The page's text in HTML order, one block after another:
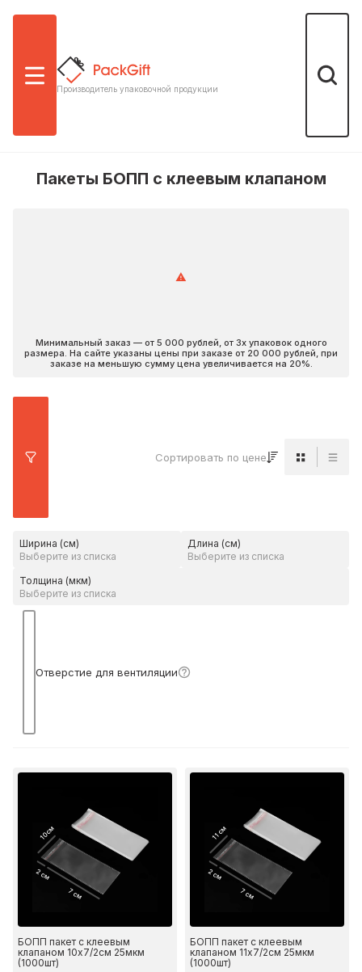
Меню
Производитель упаковочной продукции
Поиск
Пакеты БОПП с клеевым клапаном
Минимальный заказ — от 5 000 рублей, от 3х упаковок одного
размера. На сайте указаны цены при заказе от 20 000 рублей, при
заказе на меньшую сумму цена увеличивается на 20%.
Ширина (см) Длина (см)
Толщина (мкм)
Отверстие для вентиляции
Сортировать по цене Вид Вид
10 см
2 см
7 см
БОПП пакет с клеевым
клапаном 10х7/2см 25мкм
(1000шт)
11 см
2 см
7 см
БОПП пакет с клеевым
клапаном 11х7/2см 25мкм
(1000шт)